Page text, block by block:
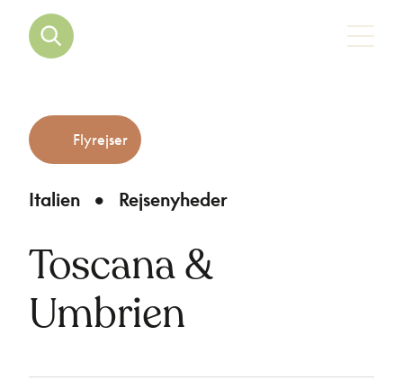
Italien Rejsenyheder
Flyrejser
Toscana &
Umbrien